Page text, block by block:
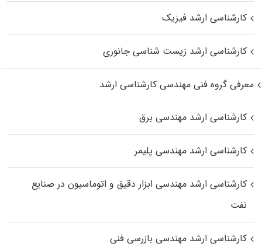
کارشناسی ارشد فیزیک
کارشناسی ارشد زیست‌ شناسی جانوری
معرفی گروه فنی مهندسی کارشناسی ارشد
کارشناسی ارشد مهندسی برق
کارشناسی ارشد مهندسی پلیمر
کارشناسی ارشد مهندسی ابزار دقیق و اتوماسیون در صنایع
نفت
کارشناسی ارشد مهندسی بازرسی فنی